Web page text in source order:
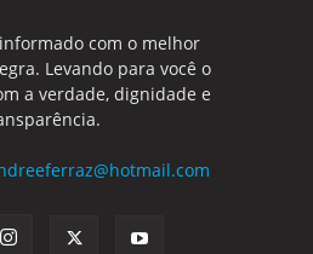
com o melhor
Levando para você o
a verdade, dignidade e